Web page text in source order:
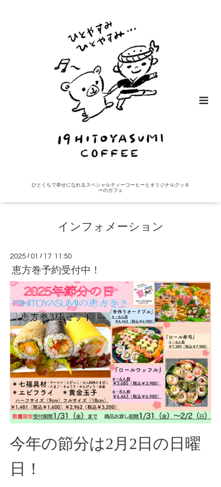
ひとくちで幸せになれるスペシャルティーコーヒーとオリジナルクッキ
ーのカフェ
インフォメーション
2025 /01 / 17 11:50
恵方巻予約受付中！
今年の節分は2月2日の日曜
日！